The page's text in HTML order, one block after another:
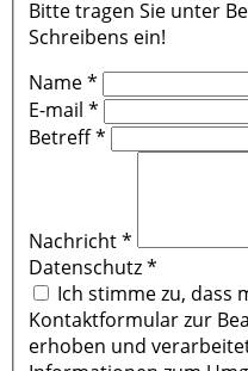
Bitte tragen Sie unter
Schreibens ein!
Name*
E-mail *
Betreff*
Nachricht*
Datenschutz*
Ich stimme zu, dass
Kontaktformular zur
erhoben und